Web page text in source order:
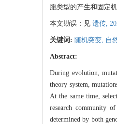
胞类型的产生和固定
本文勘误：见 遗传,
关键词: 随机突变, 自
Abstract:
During evolution,
theory system,
At the same time,
research community
determined by both